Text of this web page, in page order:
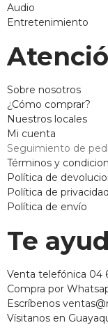
Audio
Entretenimiento
Sobre nosotros
¿Cómo comprar?
Nuestros locales
Mi cuenta
Seguimiento de
Términos y
Política de
Política de privacidad
Política de envío
Te
Venta telefónica 04
Compra por
Escríbenos
Vísitanos en